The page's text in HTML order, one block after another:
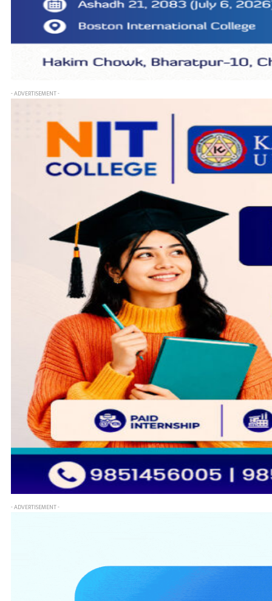
- ADVERTISEMENT -
- ADVERTISEMENT -